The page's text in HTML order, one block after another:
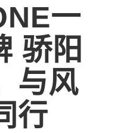
一
骄阳
与风
行